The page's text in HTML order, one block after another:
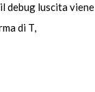
debug luscita viene
di T,